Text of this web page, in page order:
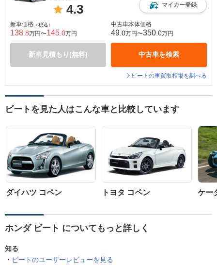
4.3 マイカー登録
新車価格 （税込）
138 .8万円〜145 .0万円
新車見積もり(無料)
中古車本体価格
49 .0万円〜350 .0万円
中古車を検索
ビートの車買取相場を調べる
ビートを見た人はこんな車と比較しています
ダイハツ コペン トヨタ コペン ケー
ホンダ ビート についてもっと詳しく
知る
ビートのユーザーレビューを見る